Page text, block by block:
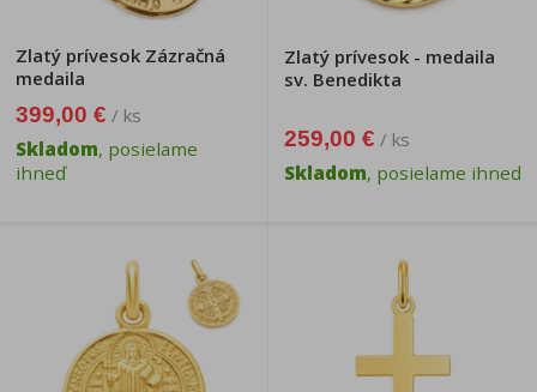
Zlatý prívesok Zázračná
medaila
399,00 € / ks
Skladom, posielame
ihneď
Zlatý prívesok - medaila
sv. Benedikta
259,00 € / ks
Skladom, posielame ihneď